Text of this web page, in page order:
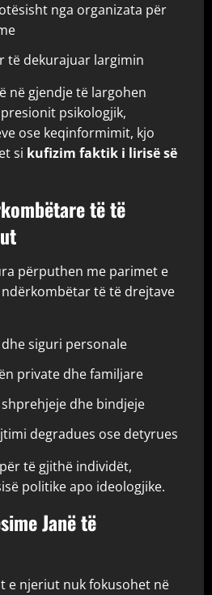
nga organizata për
të dekurajuar largimin
në gjendje të largohen
psikologjik,
ose keqinformimit, kjo
si kufizim faktik i lirisë së
të të
përputhen me parimet e
të të drejtave
siguri personale
private dhe familjare
dhe bindjeje
degradues ose detyrues
të gjithë individët,
politike apo ideologjike.
Janë të
e njeriut nuk fokusohet në